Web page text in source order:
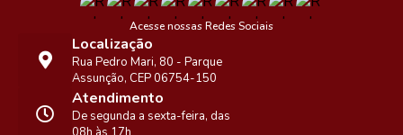
Acesse nossas Redes Sociais
Localização
Rua Pedro Mari, 80 - Parque
Assunção, CEP 06754-150
Atendimento
De segunda a sexta-feira, das